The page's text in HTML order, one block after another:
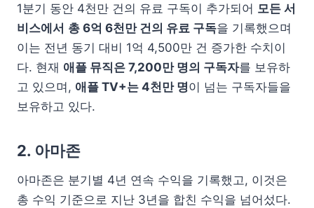
1분기 동안 4천만 건의 유료 구독이 추가되어 모든 서
비스에서 총 6억 6천만 건의 유료 구독을 기록했으며
이는 전년 동기 대비 1억 4,500만 건 증가한 수치이
다. 현재 애플 뮤직은 7,200만 명의 구독자를 보유하
고 있으며, 애플 TV+는 4천만 명이 넘는 구독자들을
보유하고 있다.
2. 아마존
아마존은 분기별 4년 연속 수익을 기록했고, 이것은
총 수익 기준으로 지난 3년을 합친 수익을 넘어섰다.